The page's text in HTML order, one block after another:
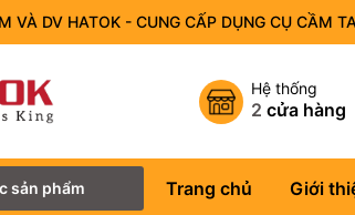
VÀ DV HATOK - CUNG CẤP DỤNG CỤ CẦM
Hệ thống
2 cửa hàng
sản phẩm Trang chủ Giới